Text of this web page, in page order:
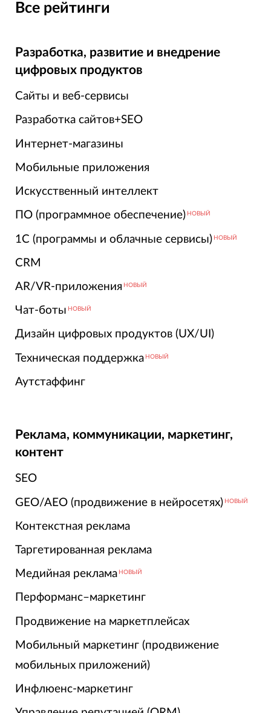
Все рейтинги
Разработка, развитие и внедрение
цифровых продуктов
Сайты и веб-сервисы
Разработка сайтов+SEO
Интернет-магазины
Мобильные приложения
Искусственный интеллект
ПО (программное обеспечение) НОВЫЙ
1С (программы и облачные сервисы) НОВЫЙ
CRM
AR/VR-приложения НОВЫЙ
Чат-боты НОВЫЙ
Дизайн цифровых продуктов (UX/UI)
Техническая поддержка НОВЫЙ
Аутстаффинг
Реклама, коммуникации, маркетинг,
контент
SEO
GEO/AEO (продвижение в нейросетях) НОВЫЙ
Контекстная реклама
Таргетированная реклама
Медийная реклама НОВЫЙ
Перформанс–маркетинг
Продвижение на маркетплейсах
Мобильный маркетинг (продвижение
мобильных приложений)
Инфлюенс-маркетинг